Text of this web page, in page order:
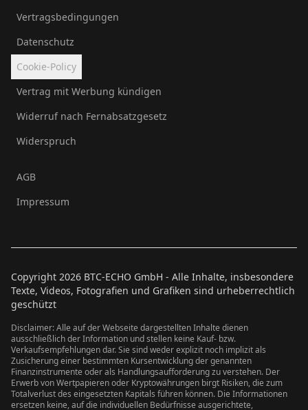
Vertragsbedingungen
Datenschutz
Cookie-Policy
Vertrag mit Werbung kündigen
Widerruf nach Fernabsatzgesetz
Widerspruch
AGB
Impressum
Copyright 2026 BTC-ECHO GmbH - Alle Inhalte, insbesondere
Texte, Videos, Fotografien und Grafiken sind urheberrechtlich
geschützt
Disclaimer: Alle auf der Webseite dargestellten Inhalte dienen
ausschließlich der Information und stellen keine Kauf- bzw.
Verkaufsempfehlungen dar. Sie sind weder explizit noch implizit als
Zusicherung einer bestimmten Kursentwicklung der genannten
Finanzinstrumente oder als Handlungsaufforderung zu verstehen. Der
Erwerb von Wertpapieren oder Kryptowährungen birgt Risiken, die zum
Totalverlust des eingesetzten Kapitals führen können. Die Informationen
ersetzen keine, auf die individuellen Bedürfnisse ausgerichtete,